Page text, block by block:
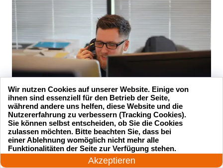
Unsere Kundenbewertungen
24 Stunden am Tag
Akzeptieren
Wir nutzen Cookies auf unserer Website. Einige von
ihnen sind essenziell für den Betrieb der Seite,
während andere uns helfen, diese Website und die
Nutzererfahrung zu verbessern (Tracking Cookies).
Sie können selbst entscheiden, ob Sie die Cookies
zulassen möchten. Bitte beachten Sie, dass bei
einer Ablehnung womöglich nicht mehr alle
Funktionalitäten der Seite zur Verfügung stehen.